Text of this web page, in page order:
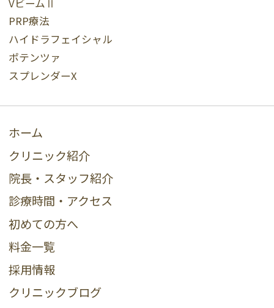
PRP療法
ハイドラフェイシャル
ポテンツァ
スプレンダーX
ホーム
クリニック紹介
院長・スタッフ紹介
診療時間・アクセス
初めての方へ
料金一覧
採用情報
クリニックブログ